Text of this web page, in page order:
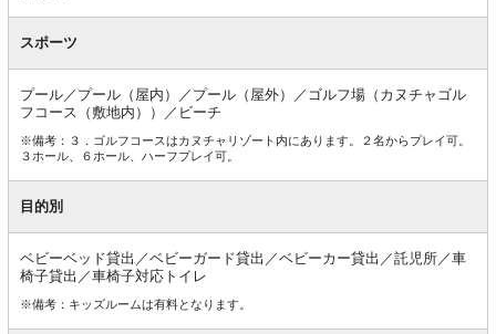
スポーツ
プール／プール（屋内）／プール（屋外）／ゴルフ場（カヌチャゴル
フコース（敷地内））／ビーチ
※備考：３．ゴルフコースはカヌチャリゾート内にあります。２名からプレイ可。
３ホール、６ホール、ハーフプレイ可。
目的別
ベビーベッド貸出／ベビーガード貸出／ベビーカー貸出／託児所／車
椅子貸出／車椅子対応トイレ
※備考：キッズルームは有料となります。